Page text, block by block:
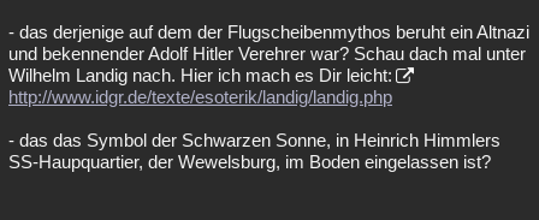
- das derjenige auf dem der Flugscheibenmythos beruht ein Altnazi
und bekennender Adolf Hitler Verehrer war? Schau dach mal unter
Wilhelm Landig nach. Hier ich mach es Dir leicht:
http://www.idgr.de/texte/esoterik/landig/landig.php
- das das Symbol der Schwarzen Sonne, in Heinrich Himmlers
SS-Haupquartier, der Wewelsburg, im Boden eingelassen ist?